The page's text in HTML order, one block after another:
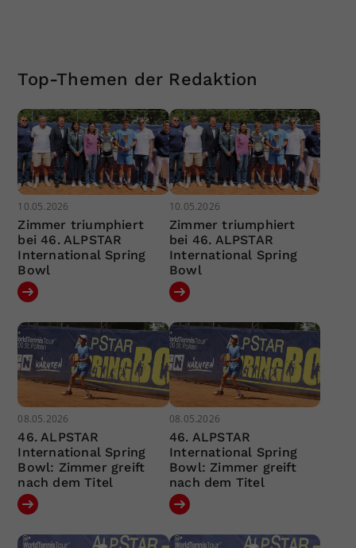
Top-Themen der Redaktion
10.05.2026
Zimmer triumphiert
bei 46. ALPSTAR
International Spring
Bowl
10.05.2026
Zimmer triumphiert
bei 46. ALPSTAR
International Spring
Bowl
08.05.2026
46. ALPSTAR
International Spring
Bowl: Zimmer greift
nach dem Titel
08.05.2026
46. ALPSTAR
International Spring
Bowl: Zimmer greift
nach dem Titel